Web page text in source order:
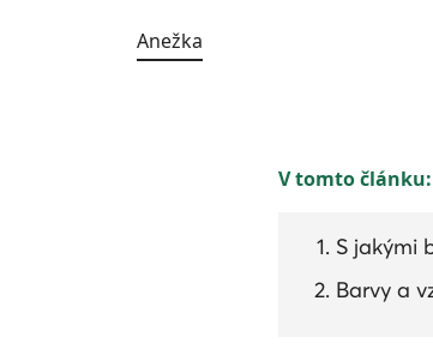
Anežka
V tomto článku:
S jakými
Barvy a